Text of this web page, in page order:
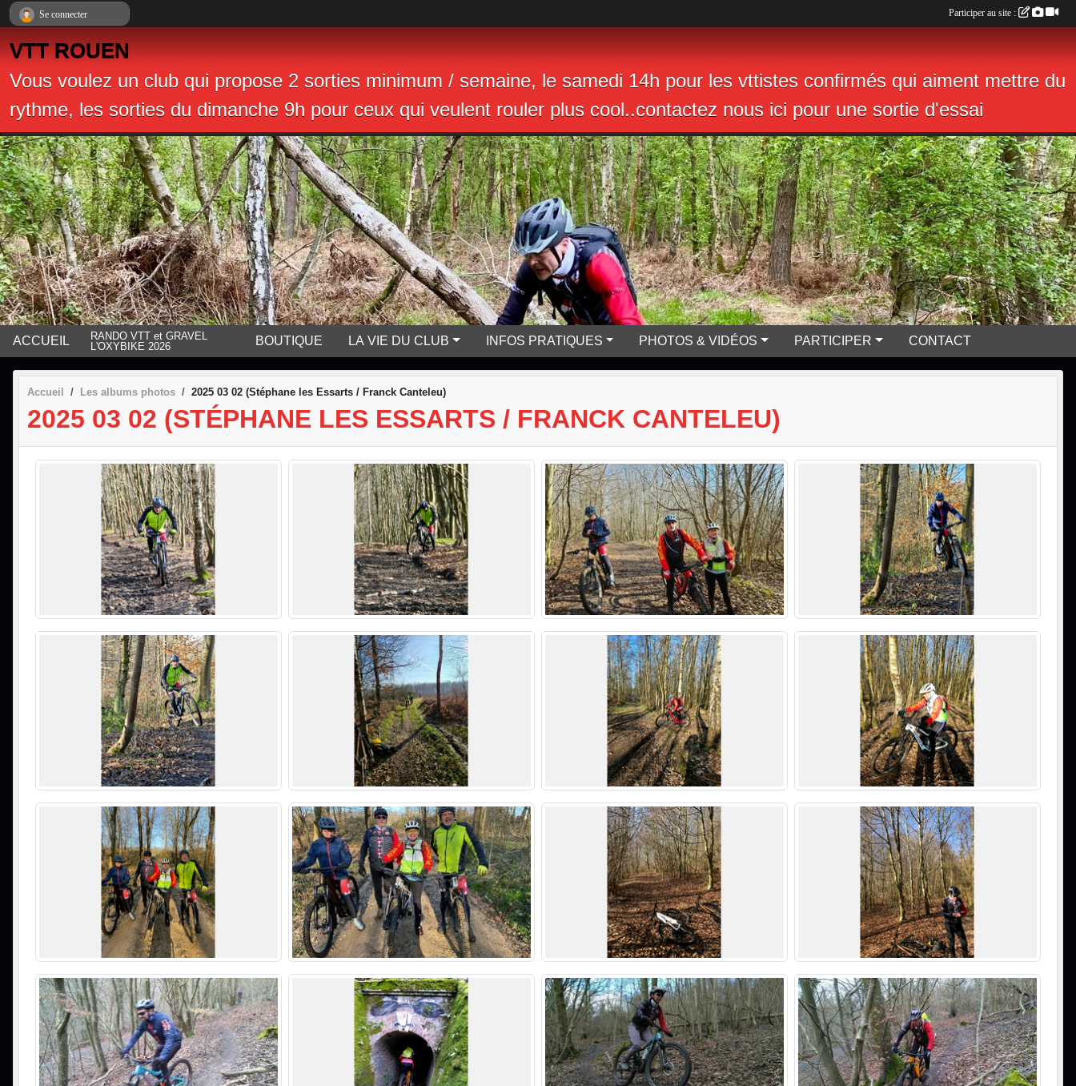
VTT ROUEN
Vous voulez un club qui propose 2 sorties minimum / semaine, le samedi 14h pour les vttistes confirmés qui aiment mettre du
rythme, les sorties du dimanche 9h pour ceux qui veulent rouler plus cool..contactez nous ici pour une sortie d'essai
ACCUEIL
RANDO VTT et GRAVEL
L'OXYBIKE 2026
BOUTIQUE LA VIE DU CLUB INFOS PRATIQUES PHOTOS & VIDÉOS PARTICIPER CONTACT
Accueil Les albums photos 2025 03 02 (Stéphane les Essarts / Franck Canteleu)
2025 03 02 (STÉPHANE LES ESSARTS / FRANCK CANTELEU)
Se connecter Participer au site :
Panneau de gestion des cookies